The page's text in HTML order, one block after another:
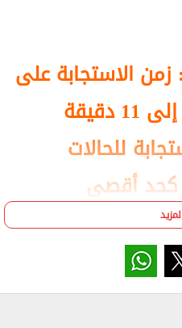
الاستجابة على
الطرق السريعة من 8 إلى 11 دقيقة
للحالات
رئيس مجلس
جهود تطوير
وذلك بحضور الدكتور